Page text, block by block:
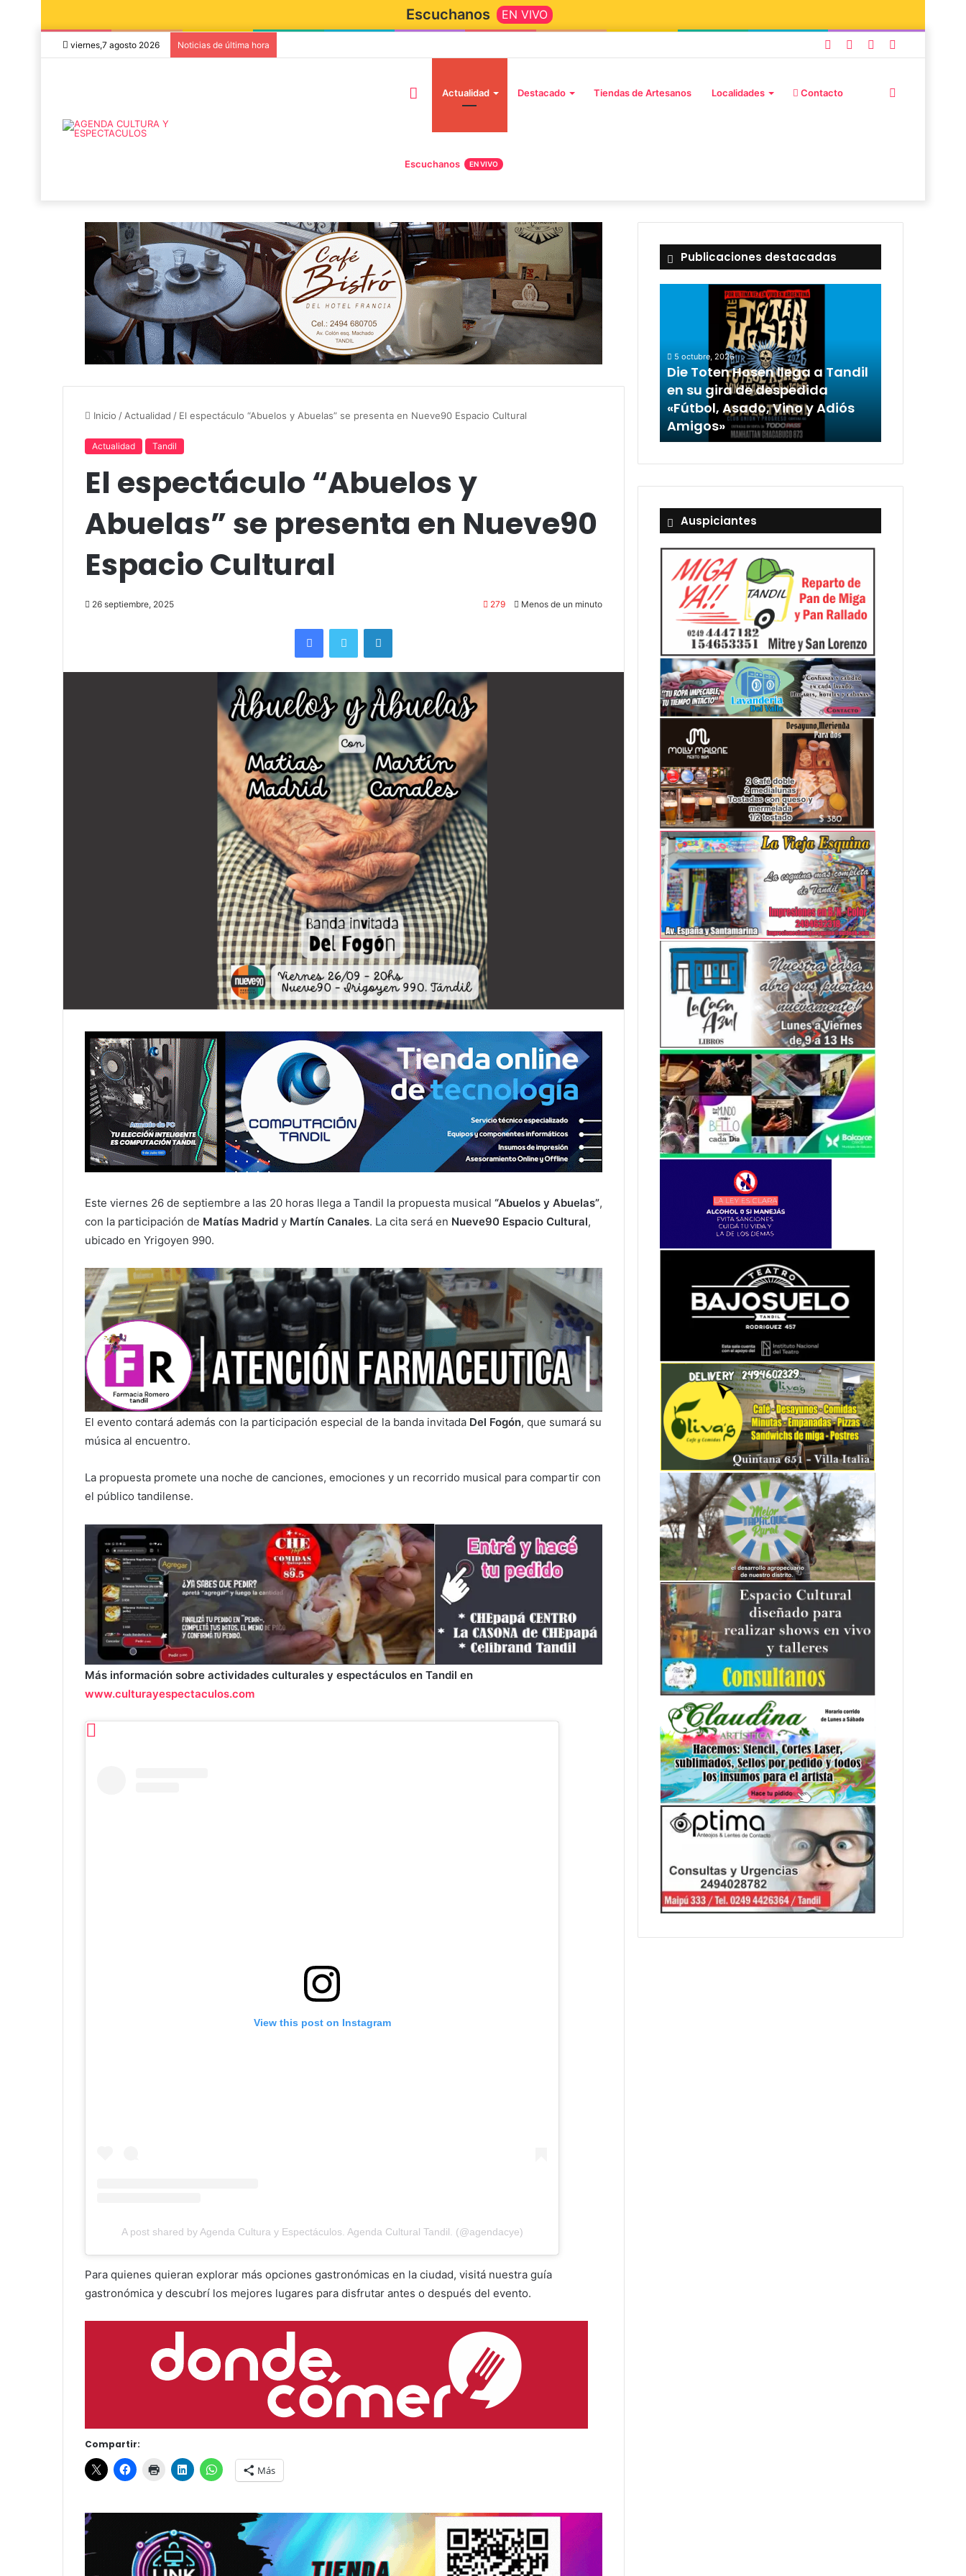
Escuchanos EN VIVO
viernes,7 agosto 2026 Noticias de última hora
Actualidad Destacado Tiendas de Artesanos Localidades Contacto
Escuchanos EN VIVO
Inicio / Actualidad / El espectáculo “Abuelos y Abuelas” se presenta en Nueve90 Espacio Cultural
Actualidad Tandil
El espectáculo “Abuelos y
Abuelas” se presenta en Nueve90
Espacio Cultural
26 septiembre, 2025 279 Menos de un minuto
Este viernes 26 de septiembre a las 20 horas llega a Tandil la propuesta musical “Abuelos y Abuelas”,
con la participación de Matías Madrid y Martín Canales. La cita será en Nueve90 Espacio Cultural,
ubicado en Yrigoyen 990.
El evento contará además con la participación especial de la banda invitada Del Fogón, que sumará su
música al encuentro.
La propuesta promete una noche de canciones, emociones y un recorrido musical para compartir con
el público tandilense.
Más información sobre actividades culturales y espectáculos en Tandil en
www.culturayespectaculos.com
View this post on Instagram
A post shared by Agenda Cultura y Espectáculos. Agenda Cultural Tandil. (@agendacye)
Para quienes quieran explorar más opciones gastronómicas en la ciudad, visitá nuestra guía
gastronómica y descubrí los mejores lugares para disfrutar antes o después del evento.
Compartir:
Más
Publicaciones destacadas
5 octubre, 2026
Die Toten Hosen llega a Tandil
en su gira de despedida
«Fútbol, Asado, Vino y Adiós
Amigos»
Auspiciantes